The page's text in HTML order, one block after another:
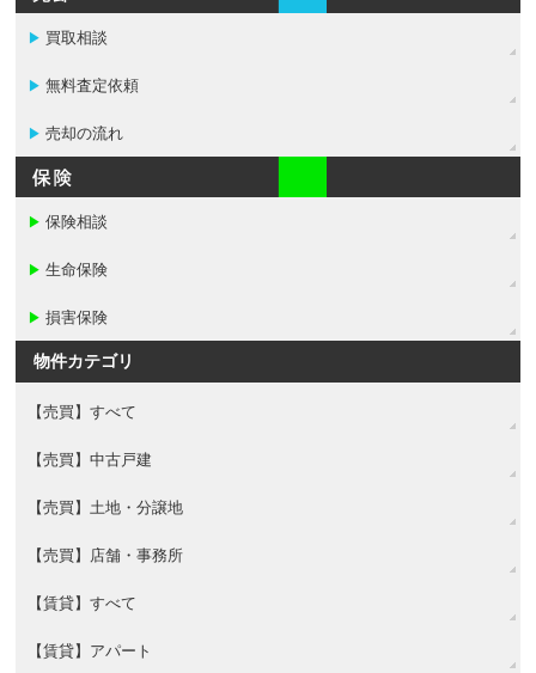
▶ 買取相談
▶無料査定依頼
▶売却の流れ
▶保険相談
▶生命保険
▶損害保険
物件カテゴリ
【売買】すべて
【売買】中古戸建
【売買】土地・分譲地
【売買】店舗・事務所
【賃貸】すべて
【賃貸】アパート